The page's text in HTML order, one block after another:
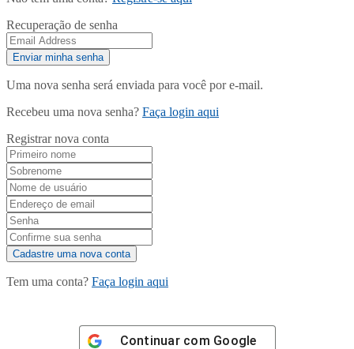
Recuperação de senha
Uma nova senha será enviada para você por e-mail.
Recebeu uma nova senha? Faça login aqui
Registrar nova conta
Tem uma conta? Faça login aqui
Continuar com Google